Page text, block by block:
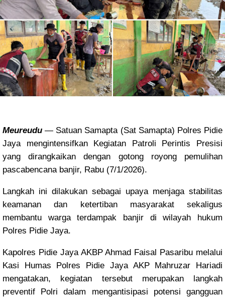
Meureudu — Satuan Samapta (Sat Samapta) Polres Pidie
Jaya mengintensifkan Kegiatan Patroli Perintis Presisi
yang dirangkaikan dengan gotong royong pemulihan
pascabencana banjir, Rabu (7/1/2026).
Langkah ini dilakukan sebagai upaya menjaga stabilitas
keamanan dan ketertiban masyarakat sekaligus
membantu warga terdampak banjir di wilayah hukum
Polres Pidie Jaya.
Kapolres Pidie Jaya AKBP Ahmad Faisal Pasaribu melalui
Kasi Humas Polres Pidie Jaya AKP Mahruzar Hariadi
mengatakan, kegiatan tersebut merupakan langkah
preventif Polri dalam mengantisipasi potensi gangguan